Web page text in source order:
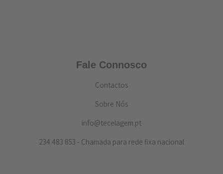
Fale Connosco
Contactos
Sobre Nós
info@tecelagem.pt
234 483 853 - Chamada para rede fixa nacional